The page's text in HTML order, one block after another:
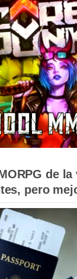
de
pero